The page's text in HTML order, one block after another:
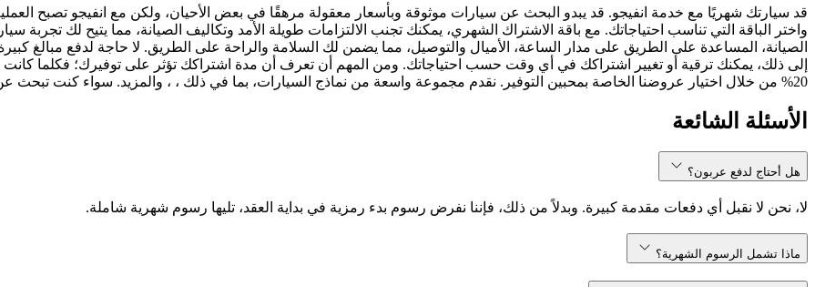
قد سيارتك شهريًا مع خدمة انفيجو. قد يبدو البحث عن سيارات موثوقة وبأسعار معقولة مرهقًا في بعض الأحيان، ولكن مع انفيجو تصبح
واختر الباقة التي تناسب احتياجاتك. مع باقة الاشتراك الشهري، يمكنك تجنب الالتزامات طويلة الأمد وتكاليف الصيانة، مما يتيح لك تجربة
الصيانة، المساعدة على الطريق على مدار الساعة، الأميال والتوصيل، مما يضمن لك السلامة والراحة على الطريق. لا حاجة لدفع مبالغ
إلى ذلك، يمكنك ترقية أو تغيير اشتراكك في أي وقت حسب احتياجاتك. ومن المهم أن تعرف أن مدة اشتراكك تؤثر على توفيرك؛ فكلما
20% من خلال اختيار عروضنا الخاصة بمحبين التوفير. نقدم مجموعة واسعة من نماذج السيارات، بما في ذلك ، ، والمزيد. سواء كنت تبحث عن سيارة مدمجة أو SUV مناسبة للعائلة، انفيجو تلبي احتياجاتك.
الأسئلة الشائعة
هل أحتاج لدفع عربون؟
لا، نحن لا نقبل أي دفعات مقدمة كبيرة. وبدلاً من ذلك، فإننا نفرض رسوم بدء رمزية في بداية العقد، تليها رسوم شهرية شاملة.
ماذا تشمل الرسوم الشهرية؟